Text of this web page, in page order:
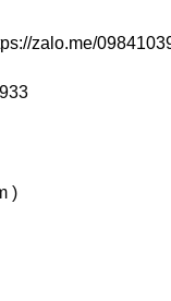
zalo.me/
)